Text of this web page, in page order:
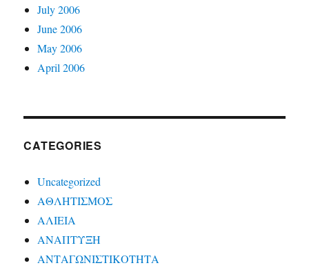
July 2006
June 2006
May 2006
April 2006
CATEGORIES
Uncategorized
ΑΘΛΗΤΙΣΜΟΣ
ΑΛΙΕΙΑ
ΑΝΑΠΤΥΞΗ
ΑΝΤΑΓΩΝΙΣΤΙΚΟΤΗΤΑ